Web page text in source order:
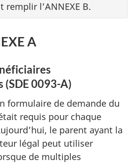
l’ANNEXE B.
A
0093-A)
formulaire de demande du
requis pour chaque
le parent ayant la
légal peut utiliser
de multiples